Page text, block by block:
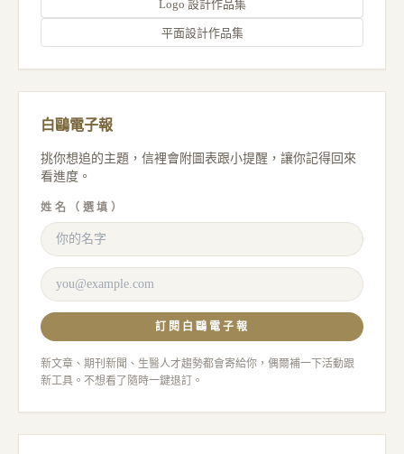
Logo 設計作品集
平面設計作品集
白鷗電子報
挑你想追的主題，信裡會附圖表跟小提醒，讓你記得回來
看進度。
姓名（選填）
訂閱白鷗電子報
新文章、期刊新聞、生醫人才趨勢都會寄給你，偶爾補一下活動跟
新工具。不想看了隨時一鍵退訂。